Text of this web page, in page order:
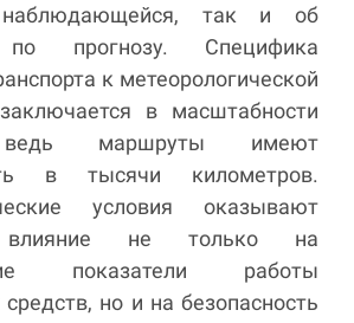
наблюдающейся, так и об
прогнозу. Специфика
к метеорологической
в масштабности
ведь маршруты имеют
в тысячи километров.
условия оказывают
не только на
показатели работы
но и на безопасность